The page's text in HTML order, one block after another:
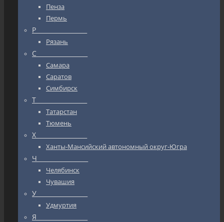
Пенза
Пермь
Р_________________
Рязань
С_________________
Самара
Саратов
Симбирск
Т_________________
Татарстан
Тюмень
Х_________________
Ханты-Мансийский автономный округ-Югра
Ч_________________
Челябинск
Чувашия
У_________________
Удмуртия
Я_________________